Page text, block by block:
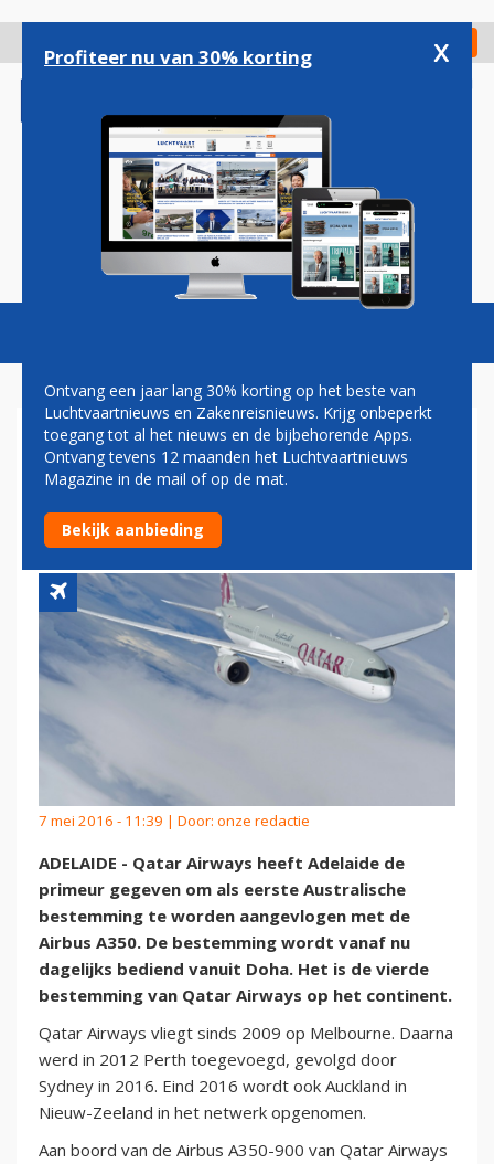
gaan
Check in
Magazine Podcasts Vacatures
QATAR AIRWAYS BRENGT
AIRBUS A350 NAAR
AUSTRALIË
7 mei 2016 - 11:39 | Door: onze redactie
ADELAIDE - Qatar Airways heeft Adelaide de
primeur gegeven om als eerste Australische
bestemming te worden aangevlogen met de
Airbus A350. De bestemming wordt vanaf nu
dagelijks bediend vanuit Doha. Het is de vierde
bestemming van Qatar Airways op het continent.
Qatar Airways vliegt sinds 2009 op Melbourne. Daarna
werd in 2012 Perth toegevoegd, gevolgd door
Sydney in 2016. Eind 2016 wordt ook Auckland in
Nieuw-Zeeland in het netwerk opgenomen.
Aan boord van de Airbus A350-900 van Qatar Airways
Profiteer nu van 30% korting x
Ontvang een jaar lang 30% korting op het beste van
Luchtvaartnieuws en Zakenreisnieuws. Krijg onbeperkt
toegang tot al het nieuws en de bijbehorende Apps.
Ontvang tevens 12 maanden het Luchtvaartnieuws
Magazine in de mail of op de mat.
Bekijk aanbieding